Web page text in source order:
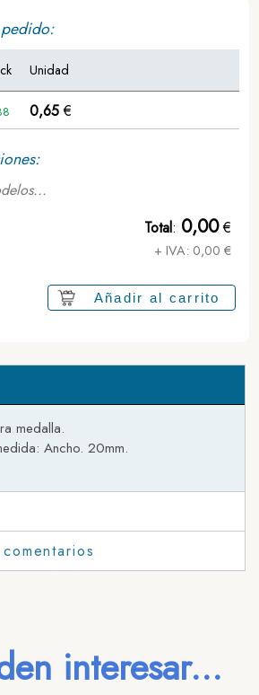
Unidad
0,65€
Total: 0,00€
+ IVA: 0,00 €
Añadir al carrito
medalla.
Ancho. 20mm.
interesar...